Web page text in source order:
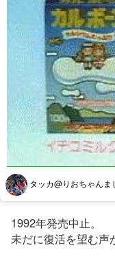
タッカ@りおちゃんま
1992年発売中止。
未だに復活を望む声